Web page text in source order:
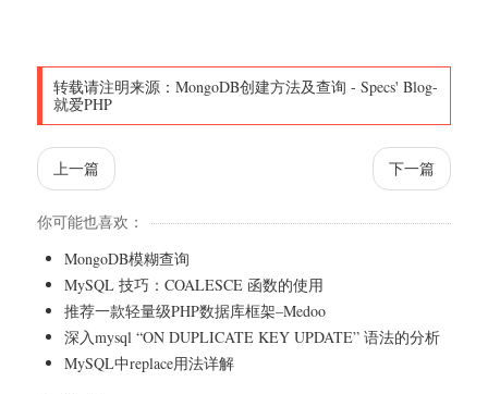
转载请注明来源： MongoDB创建方法及查询 - Specs' Blog-
就爱PHP
上一篇 下一篇
你可能也喜欢：
MongoDB模糊查询
MySQL 技巧：COALESCE 函数的使用
推荐一款轻量级PHP数据库框架–Medoo
深入mysql “ON DUPLICATE KEY UPDATE” 语法的分析
MySQL中replace用法详解